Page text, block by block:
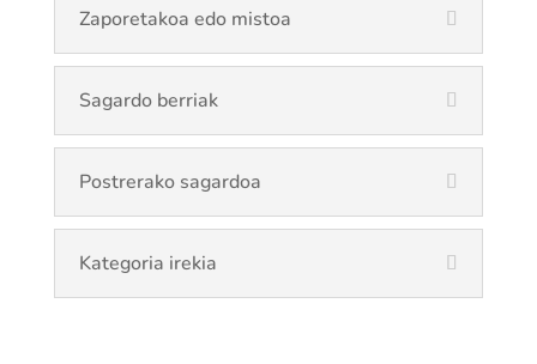
Zaporetakoa edo mistoa
Sagardo berriak
Postrerako sagardoa
Kategoria irekia